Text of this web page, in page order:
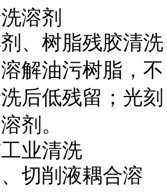
溶剂
、树脂残胶清洗
解油污树脂，不
后低残留；光刻
剂。
业清洗
切削液耦合溶